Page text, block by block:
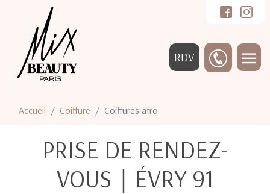
RDV
Accueil Coiffure Coiffures afro
PRISE DE RENDEZ-
VOUS｜ÉVRY 91